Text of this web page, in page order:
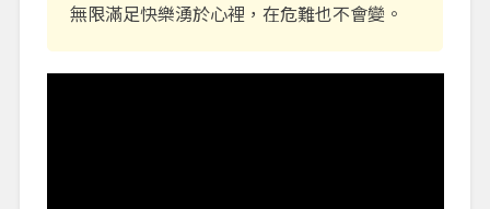
無限滿足快樂湧於心裡，在危難也不會變。